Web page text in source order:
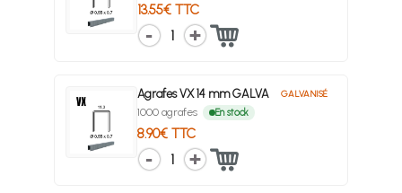
13.55€ TTC
1
Agrafes VX 14 mm GALVA GALVANISÉ
1000 agrafes En stock
8.90€ TTC
1